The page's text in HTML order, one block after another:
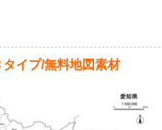
イプ/無料地図素材